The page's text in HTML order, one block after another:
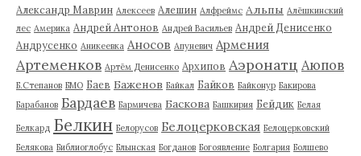
Александр Маврин Алексеев Алешин Алфреймс Альпы Алёшкинский
лес Америка Андрей Антонов Андрей Васильев Андрей Денисенко
Андрусенко Аникеевка Аносов Апуневич Армения
Артеменков Артём Денисенко Архипов Аэронатц Аюпов
Б.Степанов БМО Баев Баженов Байкал Байков Байконур Бакирова
Барабанов Бардаев Бармичева Баскова Башкирия Бейдик Белая
Белкард Белкин Белорусов Белоцерковская Белоцерковский
Белякова Библиоглобус Блынская Богданов Богоявление Болгария Болшево